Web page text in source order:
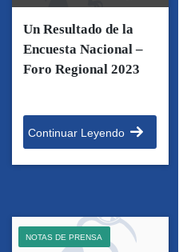
Un Resultado de la
Encuesta Nacional –
Foro Regional 2023
Continuar Leyendo
NOTAS DE PRENSA